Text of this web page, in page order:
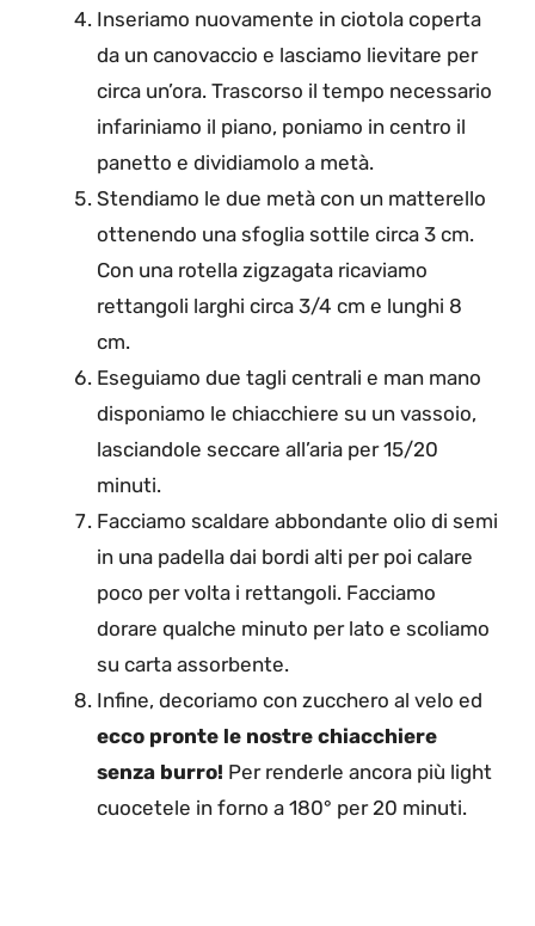
Inseriamo nuovamente in ciotola coperta
da un canovaccio e lasciamo lievitare per
circa un’ora. Trascorso il tempo necessario
infariniamo il piano, poniamo in centro il
panetto e dividiamolo a metà.
Stendiamo le due metà con un matterello
ottenendo una sfoglia sottile circa 3 cm.
Con una rotella zigzagata ricaviamo
rettangoli larghi circa 3/4 cm e lunghi 8
cm.
Eseguiamo due tagli centrali e man mano
disponiamo le chiacchiere su un vassoio,
lasciandole seccare all’aria per 15/20
minuti.
Facciamo scaldare abbondante olio di semi
in una padella dai bordi alti per poi calare
poco per volta i rettangoli. Facciamo
dorare qualche minuto per lato e scoliamo
su carta assorbente.
Infine, decoriamo con zucchero al velo ed
ecco pronte le nostre chiacchiere
senza burro! Per renderle ancora più light
cuocetele in forno a 180° per 20 minuti.